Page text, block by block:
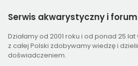
Serwis akwarystyczny i forum
Działamy od 2001 roku i od ponad 25
z całej Polski zdobywamy wiedzę i
doświadczeniem.